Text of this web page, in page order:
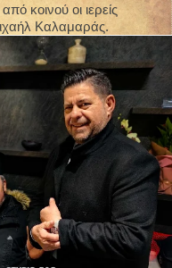
κοινού οι ιερείς
Καλαμαράς.